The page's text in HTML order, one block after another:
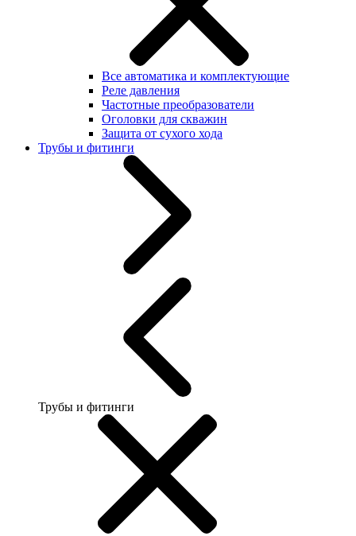
Все автоматика и комплектующие
Реле давления
Частотные преобразователи
Оголовки для скважин
Защита от сухого хода
Трубы и фитинги
Трубы и фитинги